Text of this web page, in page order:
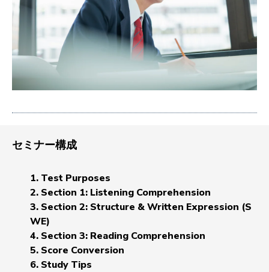
セミナー構成
1. Test Purposes
2. Section 1: Listening Comprehension
3. Section 2: Structure & Written Expression (S
WE)
4. Section 3: Reading Comprehension
5. Score Conversion
6. Study Tips